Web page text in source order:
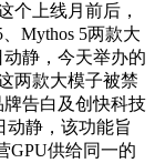
个上线月前后，
Mythos 5两款大
静，今天举办的
两款大模子被禁
告白及创快科技
动静，该功能旨
GPU供给同一的